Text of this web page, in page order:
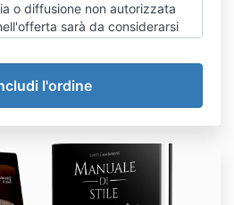
o diffusione non autorizzata
sarà da considerarsi
legge.
la spedizione di una copia
riconosce e accetta
consegna non potranno
responsabilità. Facciamo il
una spedizione tempestiva,
essere ritenuti responsabili per
esterni, quali ritardi del